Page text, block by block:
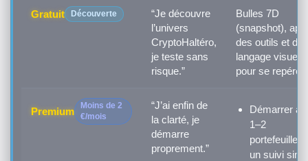
Gratuit Découverte
“Je découvre
l’univers
CryptoHaltéro,
je teste sans
risque.”
Bulles 7D
(snapshot),
des outils et du
langage visuel
pour se repérer.
Premium
Moins de 2
€/mois
“J’ai enfin de
la clarté, je
démarre
proprement.”
Démarrer
1–2
portefeuilles
un suivi